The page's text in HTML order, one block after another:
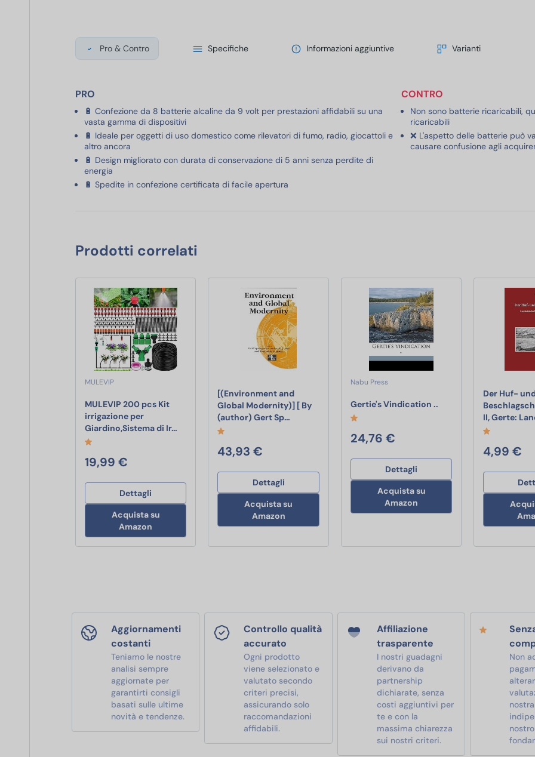
Pro & Contro Specifiche Informazioni aggiuntive Varianti
PRO
🔋 Confezione da 8 batterie alcaline da 9 volt per prestazioni affidabili su una
vasta gamma di dispositivi
🔋 Ideale per oggetti di uso domestico come rilevatori di fumo, radio, giocattoli e
altro ancora
🔋 Design migliorato con durata di conservazione di 5 anni senza perdite di
energia
🔋 Spedite in confezione certificata di facile apertura
CONTRO
Non sono batterie ricaricabili,
ricaricabili
❌ L'aspetto delle batterie può
causare confusione agli
Prodotti correlati
MULEVIP
MULEVIP 200 pcs Kit
irrigazione per
Giardino,Sistema di Ir… MULEVIP 200 pcs Kit irrigazione per Giardino,Sistema di Irrigazione da Giardino,Drip
19,99 €
Dettagli
Acquista su
Amazon
[(Environment and
Global Modernity)] [ By
(author) Gert Sp… [(Environment and Global Modernity)] [ By (author) Gert
43,93 €
Dettagli
Acquista su
Amazon
Nabu Press
Gertie's Vindication ..Gertie's Vindication ..
24,76 €
Dettagli
Acquista su
Amazon
Der Huf-
II, Gerte:
4,99 €
Aggiornamenti
costanti
Teniamo le nostre
analisi sempre
aggiornate per
garantirti consigli
basati sulle ultime
novità e tendenze.
Controllo qualità
accurato
Ogni prodotto
viene selezionato e
valutato secondo
criteri precisi,
assicurando solo
raccomandazioni
affidabili.
Affiliazione
trasparente
I nostri guadagni
derivano da
partnership
dichiarate, senza
costi aggiuntivi per
te e con la
massima chiarezza
sui nostri criteri.
Non
nostra